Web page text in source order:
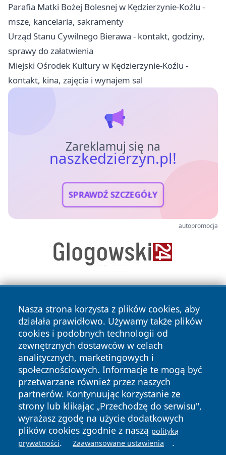
Parafia Matki Bożej Bolesnej w Kędzierzynie-Koźlu -
msze, kancelaria, sakramenty
Urząd Stanu Cywilnego Bierawa - kontakt, godziny,
sprawy do załatwienia
Miejski Ośrodek Kultury w Kędzierzynie-Koźlu -
kontakt, kina, zajęcia i wynajem sal
Zareklamuj się na
naszkedzierzyn.pl!
SPRAWDŹ SZCZEGÓŁY
autopromocja
Nasza strona korzysta z plików cookies, aby
działała prawidłowo. Używamy także plików
cookies i podobnych technologii od
zewnętrznych dostawców w celach
analitycznych, marketingowych i
społecznościowych. Informacje te mogą być
przetwarzane również przez naszych
partnerów. Kontynuując korzystanie ze
strony lub klikając „Przechodzę do serwisu",
wyrażasz zgodę na użycie dodatkowych
plików cookies zgodnie z naszą polityką
prywatności. Zaawansowane ustawienia .
Copyright © 2026 naszkedzierzyn.pl Wszystkie prawa
zastrzeżone.
News Autorzy
Polityka
Prywatności
Polityka
Cookies